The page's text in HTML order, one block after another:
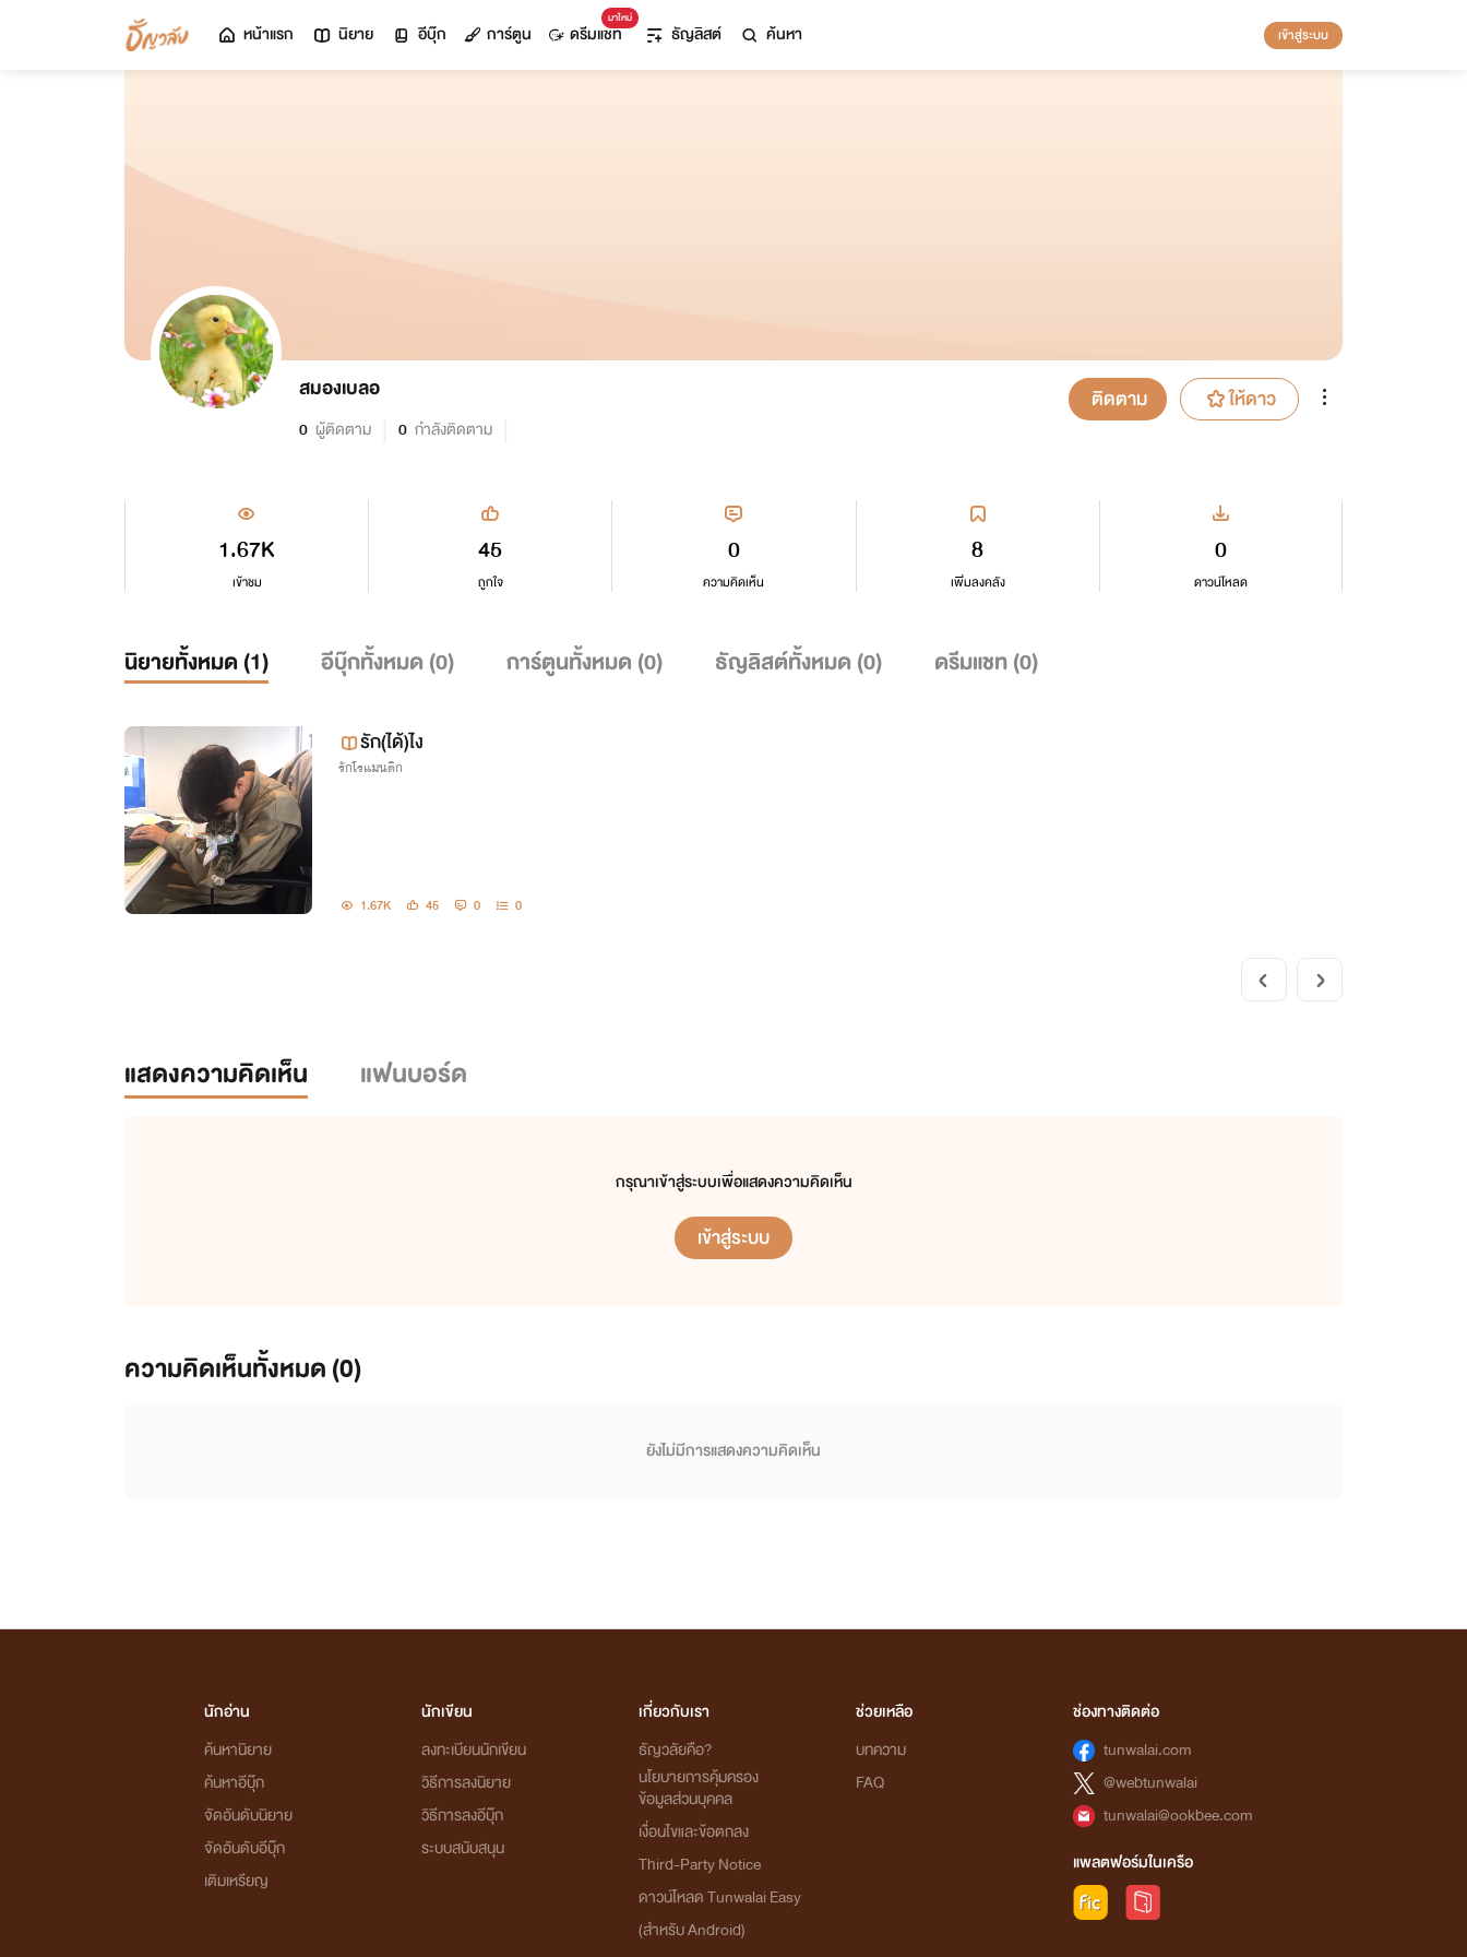
หน้าแรก นิยาย อีบุ๊ก การ์ตูน
มาใหม่
ดรีมแชท ธัญลิสต์ ค้นหา เข้าสู่ระบบ
สมองเบลอ
0 ผู้ติดตาม 0 กำลังติดตาม
ติดตาม ให้ดาว
1.67K
เข้าชม
8
เพิ่มลงคลัง
45
ถูกใจ
0
ดาวน์โหลด
0
ความคิดเห็น
นิยายทั้งหมด (1) อีบุ๊กทั้งหมด (0) การ์ตูนทั้งหมด (0) ธัญลิสต์ทั้งหมด (0) ดรีมแชท (0)
รัก(ได้)ไง
รักโรแมนติก
1.67K 45 0 0
แสดงความคิดเห็น แฟนบอร์ด
กรุณาเข้าสู่ระบบเพื่อแสดงความคิดเห็น
เข้าสู่ระบบ
ความคิดเห็นทั้งหมด (0)
ยังไม่มีการแสดงความคิดเห็น
นักอ่าน
ค้นหานิยาย
ค้นหาอีบุ๊ก
จัดอันดับนิยาย
จัดอันดับอีบุ๊ก
เติมเหรียญ
นักเขียน
ลงทะเบียนนักเขียน
วิธีการลงนิยาย
วิธีการลงอีบุ๊ก
ระบบสนับสนุน
เกี่ยวกับเรา
ธัญวลัยคือ?
นโยบายการคุ้มครอง
ข้อมูลส่วนบุคคล
เงื่อนไขและข้อตกลง
Third-Party Notice
ดาวน์โหลด Tunwalai Easy
(สำหรับ Android)
ช่วยเหลือ
บทความ
FAQ
ช่องทางติดต่อ
tunwalai.com
@webtunwalai
tunwalai@ookbee.com
แพลตฟอร์มในเครือ